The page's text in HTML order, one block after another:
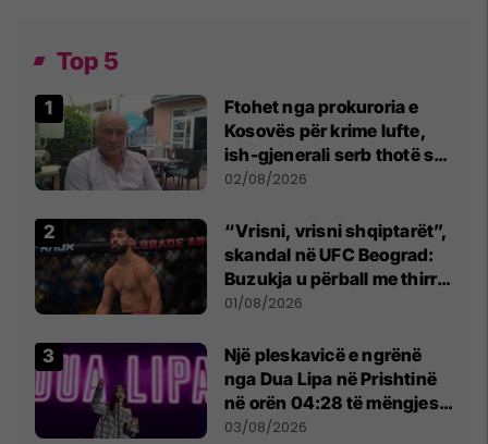
Top 5
Ftohet nga prokuroria e
Kosovës për krime lufte,
ish-gjenerali serb thotë se
dikush e tradhtoi në
02/08/2026
“Vrisni, vrisni shqiptarët”,
skandal në UFC Beograd:
Buzukja u përball me thirrje
anti-shqiptare nga
01/08/2026
Një pleskavicë e ngrënë
nga Dua Lipa në Prishtinë
në orën 04:28 të mëngjesit
- dhe bota digjitale serbe
03/08/2026